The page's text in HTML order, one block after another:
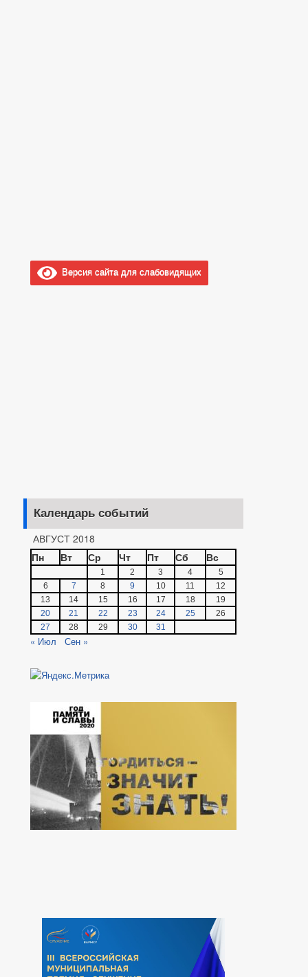
Версия сайта для слабовидящих
Календарь событий
АВГУСТ 2018
Пн
Вт Ср Чт Пт Сб Вс
1 2 3 4
5
6
7 8 9 10 11
12
13
14 15 16 17 18
19
20
21 22 23 24 25
26
27
28 29 30 31
« Июл Сен »